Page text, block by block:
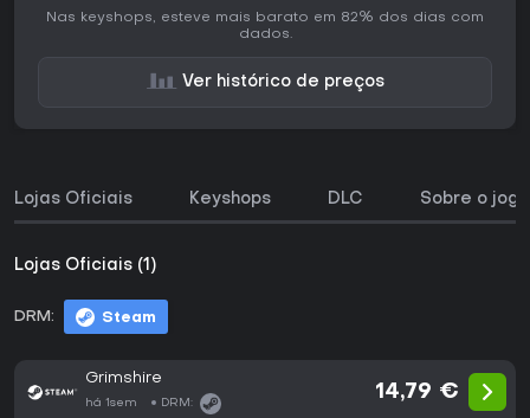
Nas keyshops, esteve mais barato em 82% dos dias com
dados.
Ver histórico de preços
Lojas Oficiais Keyshops DLC Sobre o jogo
Lojas Oficiais (1)
DRM: Steam
Grimshire
há 1sem DRM:
14,79 €